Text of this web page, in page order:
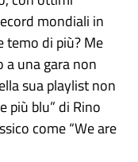
mondiali in
temo di più? Me
a una gara non
sua playlist non
più blu” di Rino
come “We are